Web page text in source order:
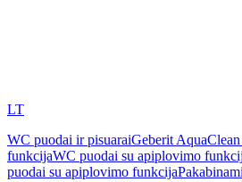
LT
WC puodai ir pisuaraiGeberit
funkcijaWC puodai su apiplovimo
puodai su apiplovimo funkcija